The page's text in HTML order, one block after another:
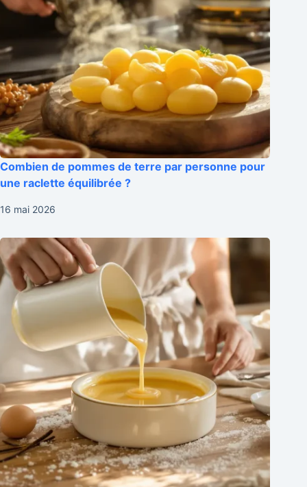
Combien de pommes de terre par personne pour
une raclette équilibrée ?
16 mai 2026